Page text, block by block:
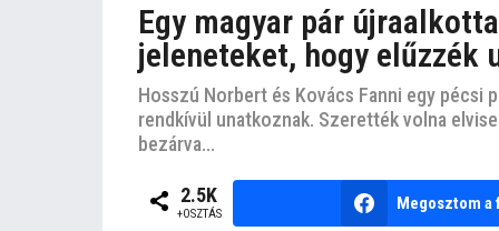
Egy magyar pár
jeleneteket, hogy elűzzék
Hosszú Norbert és Kovács Fanni egy pécsi
rendkívül unatkoznak. Szerették volna
bezárva...
2.5K
+OSZTÁS
Megosztom a